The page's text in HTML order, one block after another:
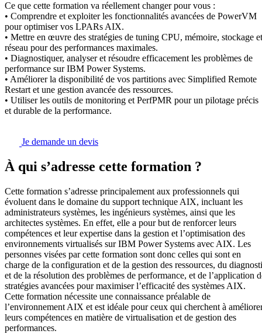
Ce que cette formation va réellement changer pour vous :
• Comprendre et exploiter les fonctionnalités avancées de PowerVM
pour optimiser vos LPARs AIX.
• Mettre en œuvre des stratégies de tuning CPU, mémoire, stockage et
réseau pour des performances maximales.
• Diagnostiquer, analyser et résoudre efficacement les problèmes de
performance sur IBM Power Systems.
• Améliorer la disponibilité de vos partitions avec Simplified Remote
Restart et une gestion avancée des ressources.
• Utiliser les outils de monitoring et PerfPMR pour un pilotage précis
et durable de la performance.
Je demande un devis
À qui s’adresse cette formation ?
Cette formation s’adresse principalement aux professionnels qui
évoluent dans le domaine du support technique AIX, incluant les
administrateurs systèmes, les ingénieurs systèmes, ainsi que les
architectes systèmes. En effet, elle a pour but de renforcer leurs
compétences et leur expertise dans la gestion et l’optimisation des
environnements virtualisés sur IBM Power Systems avec AIX. Les
personnes visées par cette formation sont donc celles qui sont en
charge de la configuration et de la gestion des ressources, du
et de la résolution des problèmes de performance, et de l’application
stratégies avancées pour maximiser l’efficacité des systèmes AIX.
Cette formation nécessite une connaissance préalable de
l’environnement AIX et est idéale pour ceux qui cherchent à
leurs compétences en matière de virtualisation et de gestion des
performances.